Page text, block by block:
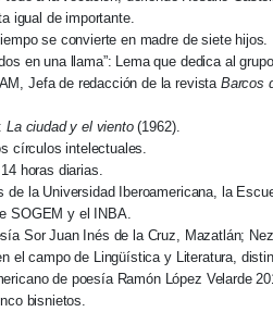
igual de importante.
se convierte en madre de siete hijos.
en una llama”: Lema que dedica al
Jefa de redacción de la revista Barcos
La ciudad y el viento(1962).
círculos intelectuales.
horas diarias.
de la Universidad Iberoamericana, la
SOGEM y el INBA.
Sor Juan Inés de la Cruz, Mazatlán;
el campo de Lingüística y Literatura,
de poesía Ramón López Velarde
bisnietos.